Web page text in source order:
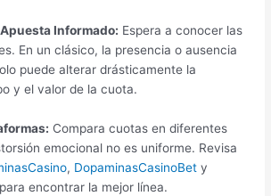
Informado: Espera a conocer las
En un clásico, la presencia o ausencia
puede alterar drásticamente la
y el valor de la cuota.
Compara cuotas en diferentes
emocional no es uniforme. Revisa
, DopaminasCasinoBet y
para encontrar la mejor línea.